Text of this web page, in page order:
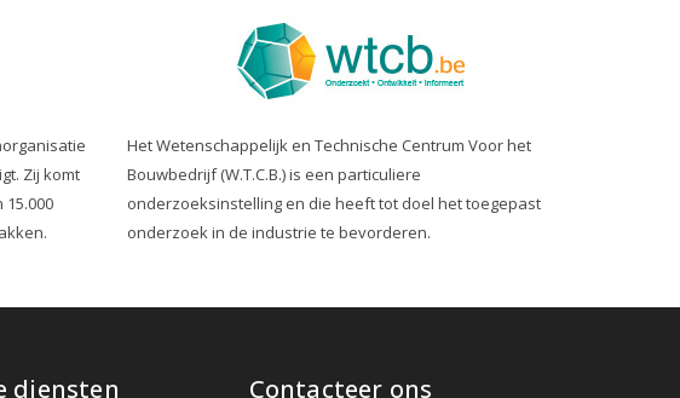
Zij komt
Het Wetenschappelijk en Technische Centrum Voor het
Bouwbedrijf (W.T.C.B.) is een particuliere
onderzoeksinstelling en die heeft tot doel het toegepast
onderzoek in de industrie te bevorderen.
diensten Contacteer ons